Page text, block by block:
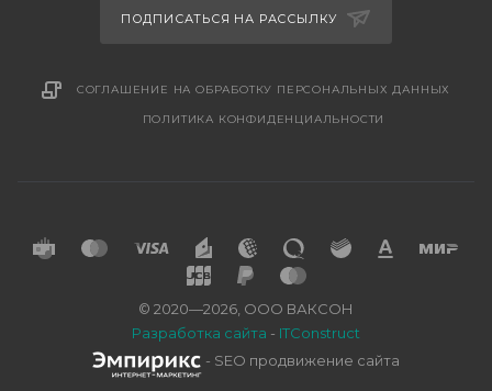
ПОДПИСАТЬСЯ НА РАССЫЛКУ
СОГЛАШЕНИЕ НА ОБРАБОТКУ ПЕРСОНАЛЬНЫХ ДАННЫХ
ПОЛИТИКА КОНФИДЕНЦИАЛЬНОСТИ
© 2020—2026, ООО ВАКСОН
Разработка сайта - ITConstruct
- SEO продвижение сайта